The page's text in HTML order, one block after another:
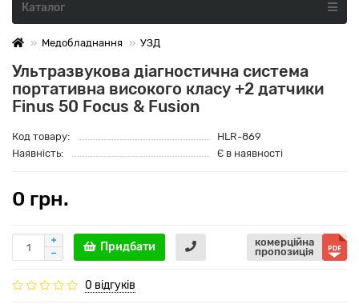
Каталог
Медобладнання УЗД
Ультразвукова діагностична система
портативна високого класу +2 датчики
Finus 50 Focus & Fusion
Код товару:
HLR-869
Наявність:
Є в наявності
0 грн.
Придбати
комерційна
пропозиція
0 відгуків